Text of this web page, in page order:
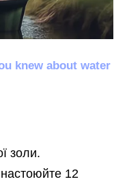
золи.
12